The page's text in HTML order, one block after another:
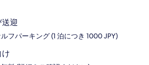
迎
フパーキング (1 泊につき 1000 JPY)
け